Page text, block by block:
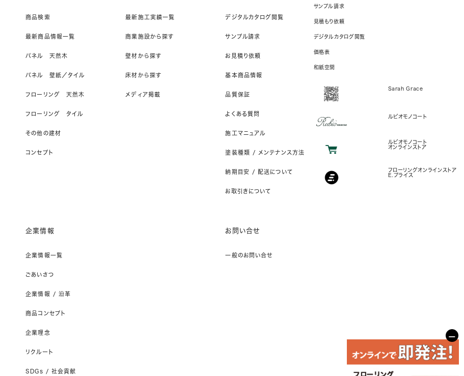
商品検索
最新商品情報一覧
パネル 天然木
パネル 壁紙／タイル
フローリング 天然木
フローリング タイル
その他の建材
コンセプト
最新施工実績一覧
商業施設から探す
壁材から探す
床材から探す
メディア掲載
デジタルカタログ閲覧
サンプル請求
お見積り依頼
基本商品情報
品質保証
よくある質問
施工マニュアル
塗装種類 / メンテナンス方法
納期目安 / 配送について
お取引きについて
企業情報
企業情報一覧
ごあいさつ
企業情報 / 沿革
商品コンセプト
企業理念
リクルート
SDGs / 社会貢献
お問い合せ
一般のお問い合せ
サンプル請求
見積もり依頼
デジタルカタログ閲覧
価格表
和紙空間
Sarah Grace
ルビオモノコート
ルビオモノコート
オンラインストア
フローリングオンラインストア
E.プライス
−